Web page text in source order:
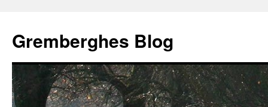
de
inhoud
Gremberghes Blog